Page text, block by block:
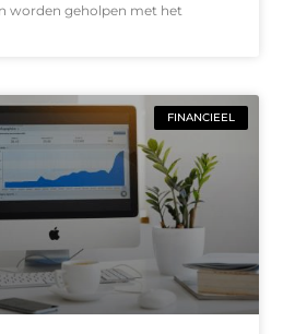
worden geholpen met het
FINANCIEEL